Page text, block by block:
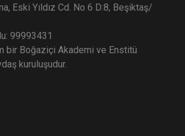
Hukuku - IV. Medeni Hukuk
- VII. Oturum
Eski Yıldız Cd. No 6 D:8, Beşiktaş/
99993431
bir Boğaziçi Akademi ve Enstitü
kuruluşudur.